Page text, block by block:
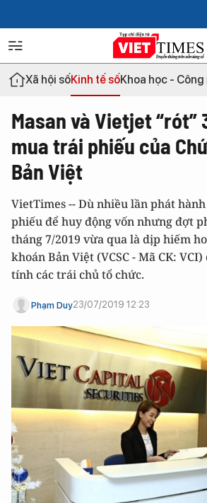
Xã hội sốKinh tế sốKhoa học -
Masan và Vietjet “rót”
mua trái phiếu của
Bản Việt
VietTimes -- Dù nhiều lần phát
phiếu để huy động vốn nhưng đợt
tháng 7/2019 vừa qua là dịp hiếm
khoán Bản Việt (VCSC - Mã CK:
tính các trái chủ tổ chức.
Phạm Duy23/07/2019 12:23